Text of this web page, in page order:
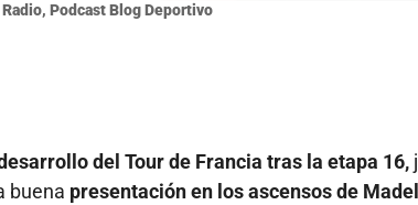
Radio, Podcast Blog Deportivo
del Tour de Francia tras la etapa 16,
buena presentación en los ascensos de